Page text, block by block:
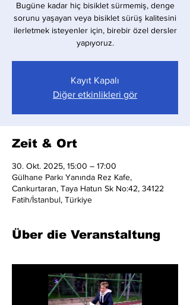
Bugüne kadar hiç bisiklet sürmemiş, denge
sorunu yaşayan veya bisiklet sürüş kalitesini
ilerletmek isteyenler için, birebir özel dersler
yapıyoruz.
Kayıt Kapalı
Diğer etkinlikleri gör
Zeit & Ort
30. Okt. 2025, 15:00 – 17:00
Gülhane Parkı Yanında Rez Kafe,
Cankurtaran, Taya Hatun Sk No:42, 34122
Fatih/İstanbul, Türkiye
Über die Veranstaltung